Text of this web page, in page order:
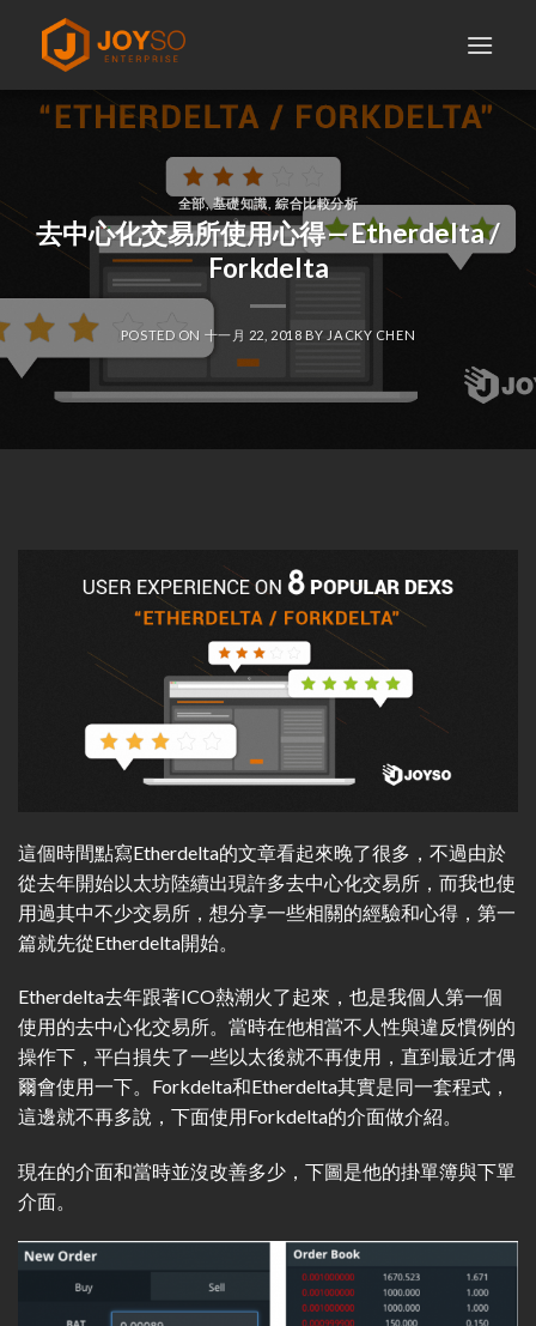
content
全部, 基礎知識 ,綜合比較分析
去中心化交易所使用心得 — Etherdelta /
Forkdelta
POSTED ON 十一月 22, 2018 BY JACKY CHEN
這個時間點寫Etherdelta的文章看起來晚了很多，不過由於
從去年開始以太坊陸續出現許多去中心化交易所，而我也使
用過其中不少交易所，想分享一些相關的經驗和心得，第一
篇就先從Etherdelta開始。
Etherdelta去年跟著ICO熱潮火了起來，也是我個人第一個
使用的去中心化交易所。當時在他相當不人性與違反慣例的
操作下，平白損失了一些以太後就不再使用，直到最近才偶
爾會使用一下。Forkdelta和Etherdelta其實是同一套程式，
這邊就不再多說，下面使用Forkdelta的介面做介紹。
現在的介面和當時並沒改善多少，下圖是他的掛單簿與下單
介面。